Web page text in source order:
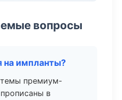
вопросы
на импланты?
премиум-
в